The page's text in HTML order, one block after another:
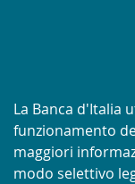
Tentativi
della UIF
Informativa
sui
cookie:
La Banca d'Italia
funzionamento
maggiori
modo selettivo